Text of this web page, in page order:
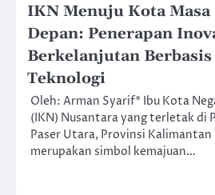
IKN Menuju Kota Masa
Depan: Penerapan
Berkelanjutan Berbasis
Teknologi
Oleh: Arman Syarif* Ibu Kota
(IKN) Nusantara yang terletak di
Paser Utara, Provinsi Kalimantan
merupakan simbol kemajuan…